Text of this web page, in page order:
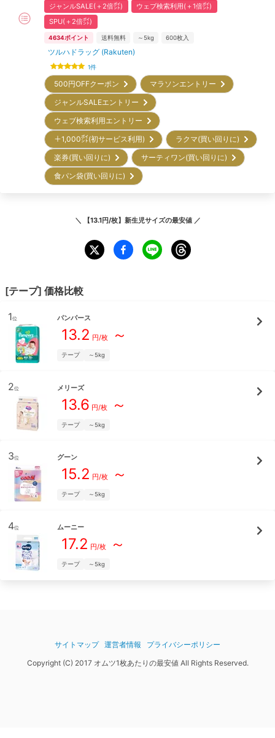
ジャンルSALE(＋2倍㌽)
ウェブ検索利用(＋1倍㌽)
SPU(＋2倍㌽)
4634ポイント 送料無料 ～5kg 600枚入
ツルハドラッグ (Rakuten)
1件
500円OFFクーポン
マラソンエントリー
ジャンルSALEエントリー
ウェブ検索利用エントリー
＋1,000㌽(初サービス利用)
ラクマ(買い回りに)
楽券(買い回りに)
サーティワン(買い回りに)
食パン袋(買い回りに)
＼ 【13.1円/枚】新生児サイズの最安値 ／
[テープ] 価格比較
1位 パンパース
13.2 円/枚～
テープ ～5kg
2位 メリーズ
13.6 円/枚～
テープ ～5kg
3位 グーン
15.2 円/枚～
テープ ～5kg
4位 ムーニー
17.2 円/枚～
テープ ～5kg
サイトマップ 運営者情報
プライバシーポリシー
Copyright (C) 2017 オムツ1枚あたりの最安値 All Rights Reserved.